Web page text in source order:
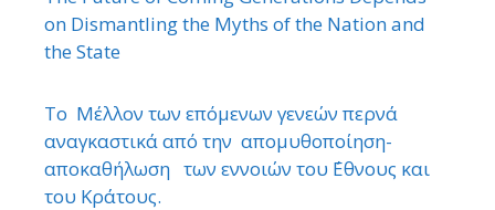
on Dismantling the Myths of the Nation and
the State
Το Μέλλον των επόμενων γενεών περνά
αναγκαστικά από την απομυθοποίηση-
αποκαθήλωση των εννοιών του ΄Εθνους και
του Κράτους.